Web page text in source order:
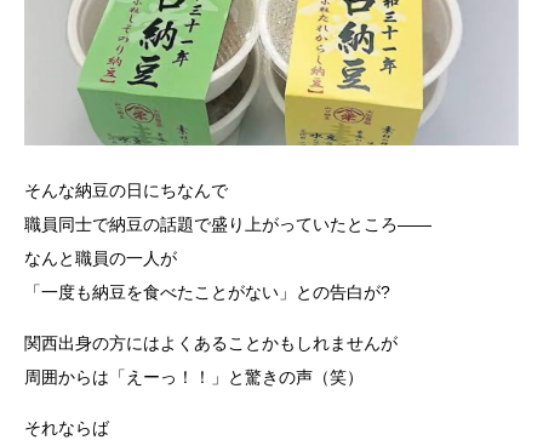
そんな納豆の日にちなんで
職員同士で納豆の話題で盛り上がっていたところ――
なんと職員の一人が
「一度も納豆を食べたことがない」との告白が?
関西出身の方にはよくあることかもしれませんが
周囲からは「えーっ！！」と驚きの声（笑）
それならば